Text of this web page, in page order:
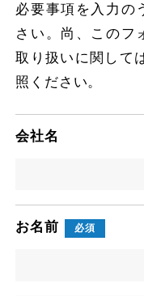
必要事項を入力の
さい。 尚、このフ
取り扱いに関して
照ください。
会社名
お名前 必須